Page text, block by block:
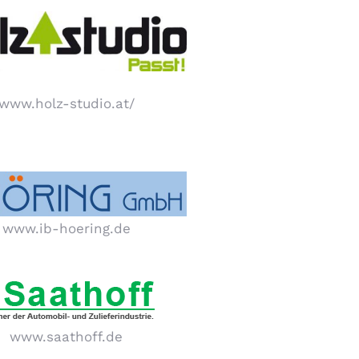
studio.at/
www.ib-hoering.de
www.saathoff.de